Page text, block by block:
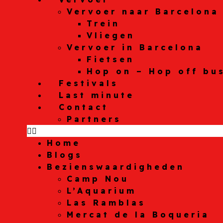
Vervoer naar Barcelona
Trein
Vliegen
Vervoer in Barcelona
Fietsen
Hop on – Hop off
Festivals
Last minute
Contact
Partners
Home
Blogs
Bezienswaardigheden
Camp Nou
L’Aquarium
Las Ramblas
Mercat de la Boqueria